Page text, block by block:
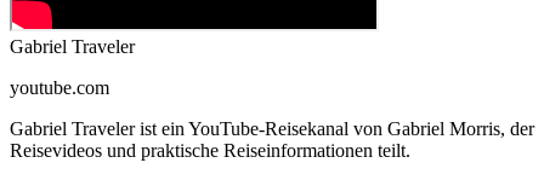
Gabriel Traveler
youtube.com
Gabriel Traveler ist ein YouTube-Reisekanal von Gabriel Morris, der
Reisevideos und praktische Reiseinformationen teilt.